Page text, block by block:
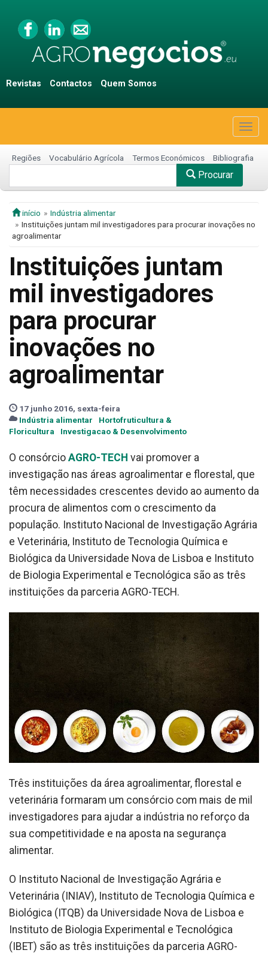
Revistas Contactos Quem Somos
Regiões Vocabulário Agrícola Termos Económicos Bibliografia
Procurar
início
Indústria alimentar
Instituições juntam mil investigadores para procurar inovações no
agroalimentar
Instituições juntam
mil investigadores
para procurar
inovações no
agroalimentar
17 junho 2016, sexta-feira
Indústria alimentar
Hortofruticultura &
Floricultura
Investigacao & Desenvolvimento
O consórcio AGRO-TECH vai promover a
investigação nas áreas agroalimentar e florestal, que
têm necessidades crescentes devido ao aumento da
procura de alimentos com o crescimento da
população. Instituto Nacional de Investigação Agrária
e Veterinária, Instituto de Tecnologia Química e
Biológica da Universidade Nova de Lisboa e Instituto
de Biologia Experimental e Tecnológica são as três
instituições da parceria AGRO-TECH.
Três instituições da área agroalimentar, florestal e
veterinária formaram um consórcio com mais de mil
investigadores para ajudar a indústria no reforço da
sua competitividade e na aposta na segurança
alimentar.
O Instituto Nacional de Investigação Agrária e
Veterinária (INIAV), Instituto de Tecnologia Química e
Biológica (ITQB) da Universidade Nova de Lisboa e
Instituto de Biologia Experimental e Tecnológica
(IBET) são as três instituições da parceria AGRO-